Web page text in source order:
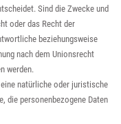
Sind die Zwecke und
oder das Recht der
beziehungsweise
nach dem Unionsrecht
werden.
natürliche oder juristische
die personenbezogene Daten